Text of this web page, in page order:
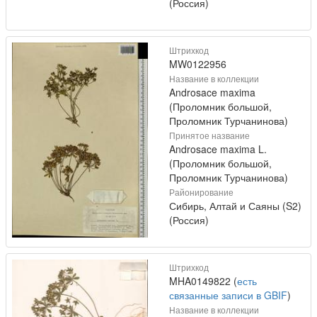
Штрихкод
MW0122956
Название в коллекции
Androsace maxima
(Проломник большой,
Проломник Турчанинова)
Принятое название
Androsace maxima L.
(Проломник большой,
Проломник Турчанинова)
Районирование
Сибирь, Алтай и Саяны (S2)
(Россия)
Штрихкод
MHA0149822 (есть
связанные записи в GBIF)
Название в коллекции